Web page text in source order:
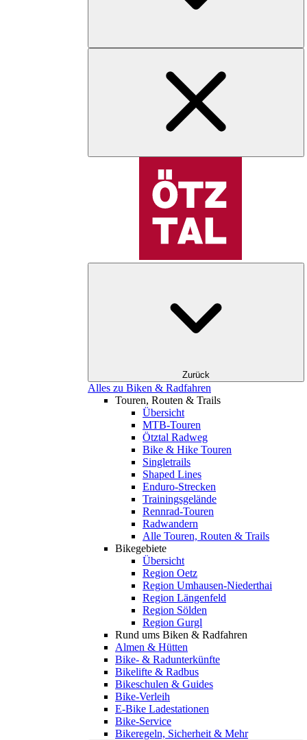
Zurück
Alles zu Biken & Radfahren
Touren, Routen & Trails
Übersicht
MTB-Touren
Ötztal Radweg
Bike & Hike Touren
Singletrails
Shaped Lines
Enduro-Strecken
Trainingsgelände
Rennrad-Touren
Radwandern
Alle Touren, Routen & Trails
Bikegebiete
Übersicht
Region Oetz
Region Umhausen-Niederthai
Region Längenfeld
Region Sölden
Region Gurgl
Rund ums Biken & Radfahren
Almen & Hütten
Bike- & Radunterkünfte
Bikelifte & Radbus
Bikeschulen & Guides
Bike-Verleih
E-Bike Ladestationen
Bike-Service
Bikeregeln, Sicherheit & Mehr